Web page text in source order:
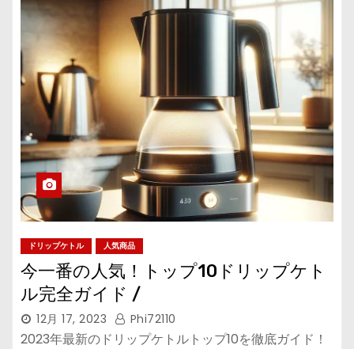
ドリップケトル 人気商品
今一番の人気！トップ10ドリップケト
ル完全ガイド /
12月 17, 2023 Phi72110
2023年最新のドリップケトルトップ10を徹底ガイド！